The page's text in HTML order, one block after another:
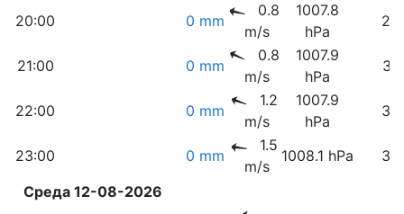
20:00 0 mm
0.8
m/s
1007.8
hPa
21:00 0 mm
0.8
m/s
1007.9
hPa
22:00 0 mm
1.2
m/s
1007.9
hPa
23:00 0 mm
1.5
m/s
1008.1 hPa
Среда 12-08-2026